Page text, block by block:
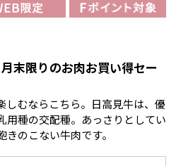
末限りのお肉お買い得セー
しむならこちら。日高見牛は、優
用種の交配種。あっさりとしてい
のこない牛肉です。